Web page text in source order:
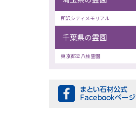
所沢シティメモリアル
千葉県の霊園
東京都立八柱霊園